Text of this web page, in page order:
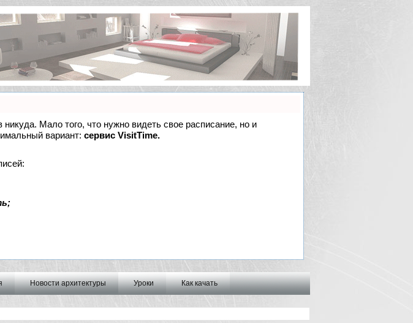
Мало того, что нужно видеть свое расписание, но и
вариант: сервис VisitTime.
Новости архитектуры Уроки Как качать